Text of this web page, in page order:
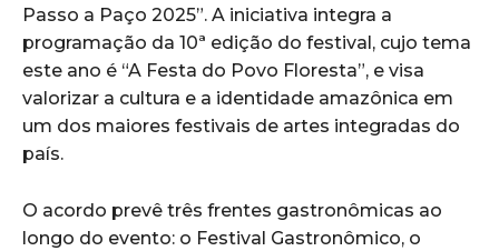
Passo a Paço 2025”. A iniciativa integra a
programação da 10ª edição do festival, cujo tema
este ano é “A Festa do Povo Floresta”, e visa
valorizar a cultura e a identidade amazônica em
um dos maiores festivais de artes integradas do
país.
O acordo prevê três frentes gastronômicas ao
longo do evento: o Festival Gastronômico, o